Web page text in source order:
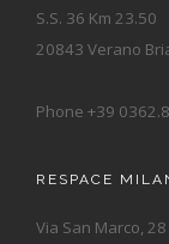
S.S. 36 Km 23.50
20843 Verano
Phone +39
RESPACE
Via San Marco, 28